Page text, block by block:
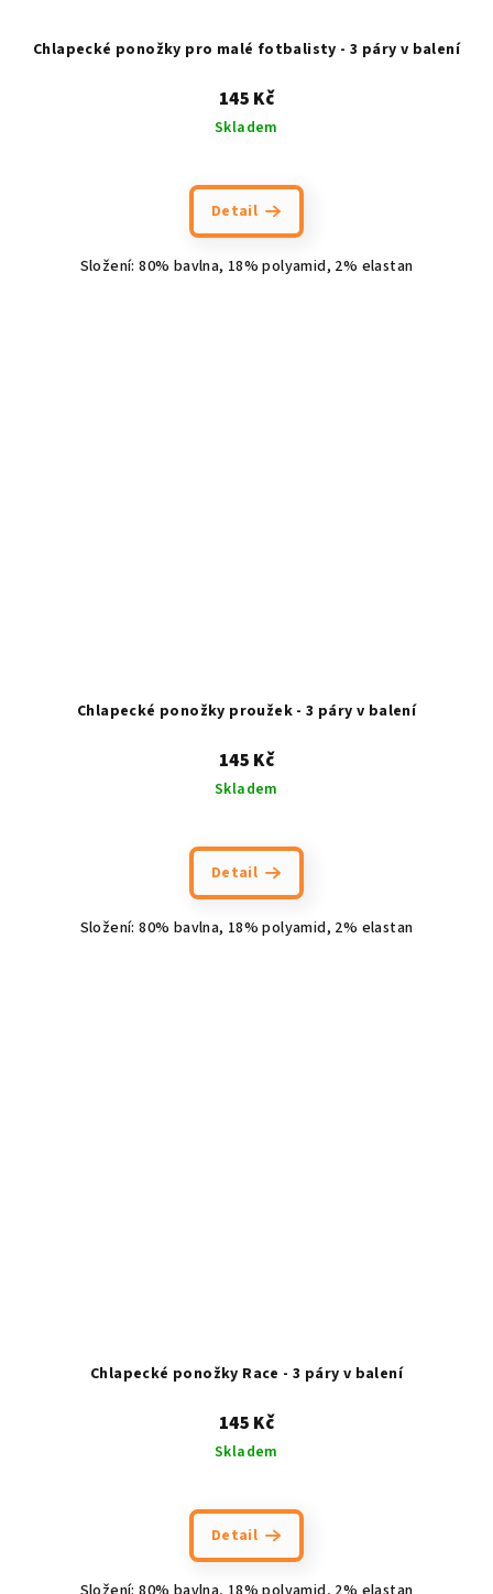
Chlapecké ponožky pro malé fotbalisty - 3 páry v balení
145 Kč
Skladem
hodnocení
produktu
je
z
Detail
Složení: 80% bavlna, 18% polyamid, 2% elastan
Chlapecké ponožky proužek - 3 páry v balení
145 Kč
Skladem
Detail
Složení: 80% bavlna, 18% polyamid, 2% elastan
Chlapecké ponožky Race - 3 páry v balení
145 Kč
Skladem
Detail